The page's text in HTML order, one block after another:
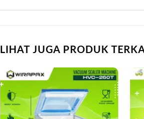
LIHAT JUGA PRODUK